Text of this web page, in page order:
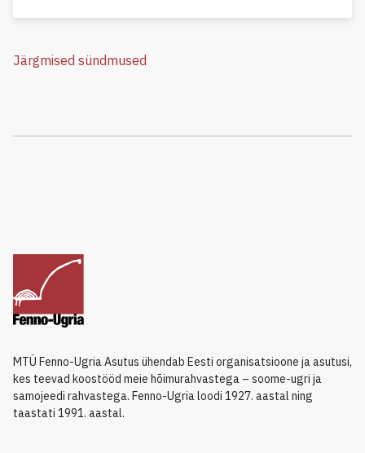
Järgmised sündmused
MTÜ Fenno-Ugria Asutus ühendab Eesti organisatsioone ja asutusi,
kes teevad koostööd meie hõimurahvastega – soome-ugri ja
samojeedi rahvastega. Fenno-Ugria loodi 1927. aastal ning
taastati 1991. aastal.